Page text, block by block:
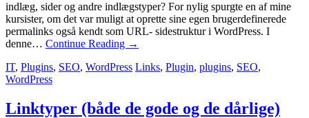
indlæg, sider og andre indlægstyper? For nylig spurgte en af mine
kursister, om det var muligt at oprette sine egen brugerdefinerede
permalinks også kendt som URL- sidestruktur i WordPress. I
denne… Continue Reading →
IT, Plugins, SEO, WordPress Links, Plugin, plugins, SEO,
WordPress
Linktyper (både de gode og de dårlige)